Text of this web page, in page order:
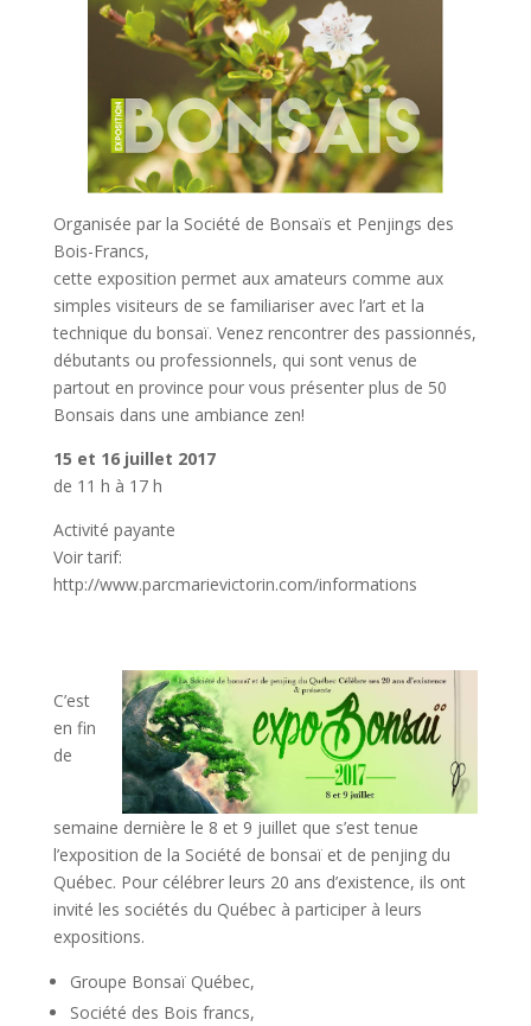
Organisée par la Société de Bonsaïs et Penjings des
Bois-Francs,
cette exposition permet aux amateurs comme aux
simples visiteurs de se familiariser avec l’art et la
technique du bonsaï. Venez rencontrer des passionnés,
débutants ou professionnels, qui sont venus de
partout en province pour vous présenter plus de 50
Bonsais dans une ambiance zen!
15 et 16 juillet 2017
de 11 h à 17 h
Activité payante
Voir tarif:
http://www.parcmarievictorin.com/informations
C’est
en fin
de
semaine dernière le 8 et 9 juillet que s’est tenue
l’exposition de la Société de bonsaï et de penjing du
Québec. Pour célébrer leurs 20 ans d’existence, ils ont
invité les sociétés du Québec à participer à leurs
expositions.
Groupe Bonsaï Québec,
Société des Bois francs,